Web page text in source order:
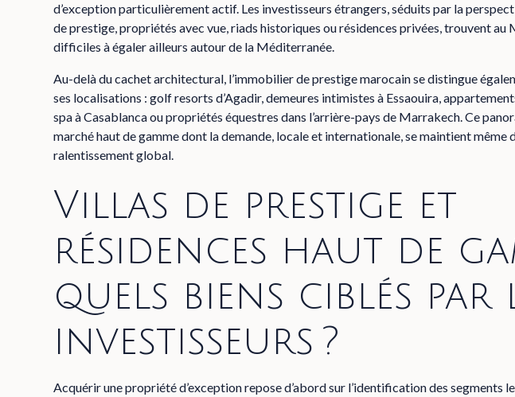
d’exception particulièrement actif. Les investisseurs étrangers, séduits par la
de prestige, propriétés avec vue, riads historiques ou résidences privées, trouvent
difficiles à égaler ailleurs autour de la Méditerranée.
Au-delà du cachet architectural, l’immobilier de prestige marocain se distingue
ses localisations : golf resorts d’Agadir, demeures intimistes à Essaouira,
spa à Casablanca ou propriétés équestres dans l’arrière-pays de Marrakech. Ce
marché haut de gammedont la demande, locale et internationale, se maintient même
ralentissement global.
Villas de prestige et
résidences haut de
quels biens ciblés par
investisseurs ?
Acquérir une propriété d’exception repose d’abord sur l’identification des segments